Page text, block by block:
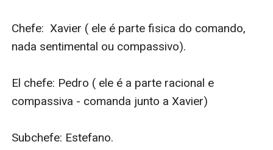
Chefe:  Xavier ( ele é parte fisica do comando,
nada sentimental ou compassivo).
El chefe: Pedro ( ele é a parte racional e
compassiva - comanda junto a Xavier)
Subchefe: Estefano.